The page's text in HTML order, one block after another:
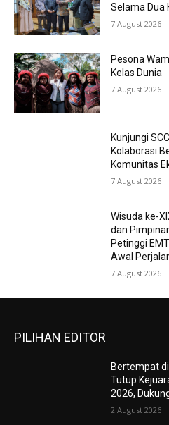
Selama Dua
7 August 2026
Pesona
Kelas Dunia
7 August 2026
Kunjungi
Kolaborasi
Komunitas
7 August 2026
Wisuda ke-
dan
Petinggi
Awal
7 August 2026
PILIHAN EDITOR
Bertempat di
Tutup
2026,
2 August 2026